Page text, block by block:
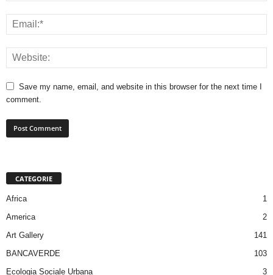
Save my name, email, and website in this browser for the next time I
comment.
CATEGORIE
Africa
1
America
2
Art Gallery
141
BANCAVERDE
103
Ecologia Sociale Urbana
3